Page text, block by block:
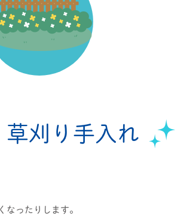
草刈り手入れ
なったりします。